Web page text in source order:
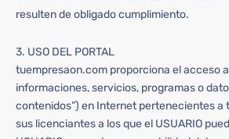
resulten de obligado cumplimiento.
3. USO DEL PORTAL
tuempresaon.com proporciona el acceso
informaciones, servicios, programas o
contenidos”) en Internet pertenecientes a
sus licenciantes a los que el USUARIO